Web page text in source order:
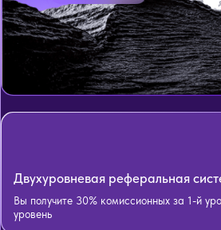
Двухуровневая реферальная
Вы получите 30% комиссионных за 1-й
уровень